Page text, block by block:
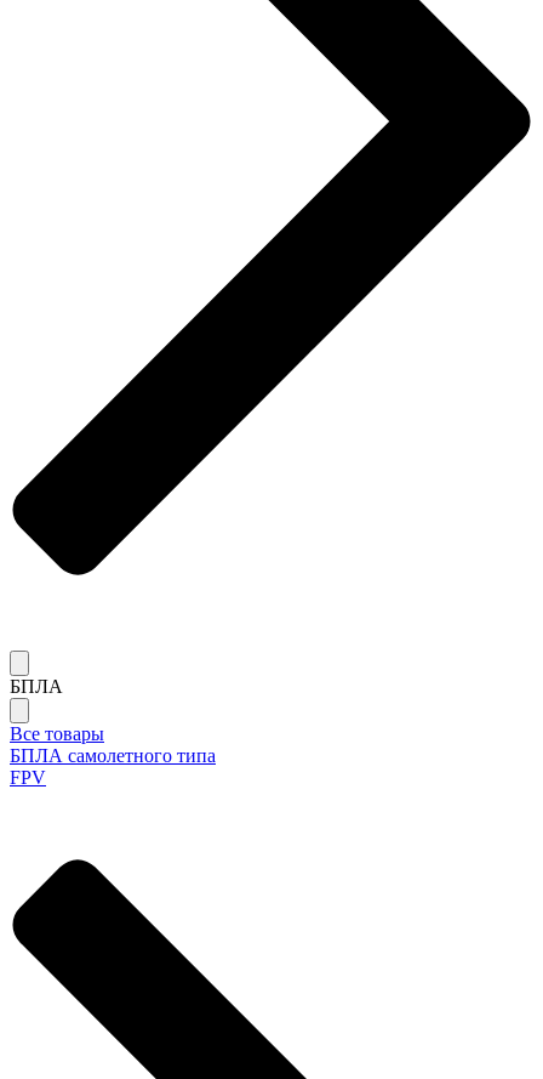
БПЛА
Все товары
БПЛА самолетного типа
FPV